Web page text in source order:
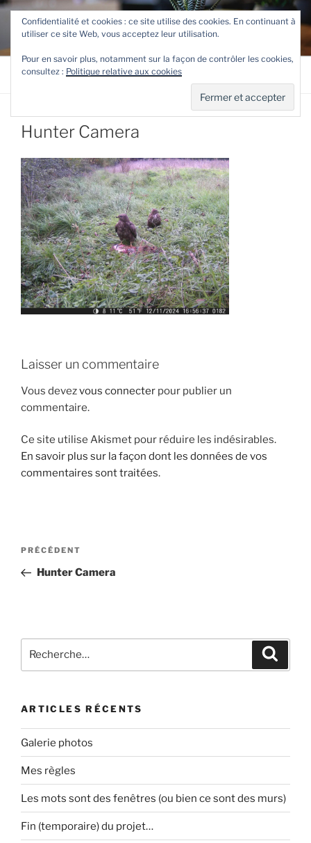
Aller
contenu
principal
TETEVE.FR
Le site de Teteve
Menu
Hunter Camera
Laisser un commentaire
Vous devezvous connecter pour publier un
commentaire.
Ce site utilise Akismet pour réduire les indésirables.
En savoir plus sur la façon dont les données de vos
commentaires sont traitées.
Navigation
l’article
Article
précédent
PRÉCÉDENT
Hunter Camera
pour
ARTICLES RÉCENTS
Galerie photos
Mes règles
Les mots sont des fenêtres (ou bien ce sont des murs)
Fin (temporaire) du projet…
Confidentialité et cookies : ce site utilise des cookies. En continuant à
utiliser ce site Web, vous acceptez leur utilisation.
Pour en savoir plus, notamment sur la façon de contrôler les cookies,
consultez : Politique relative aux cookies